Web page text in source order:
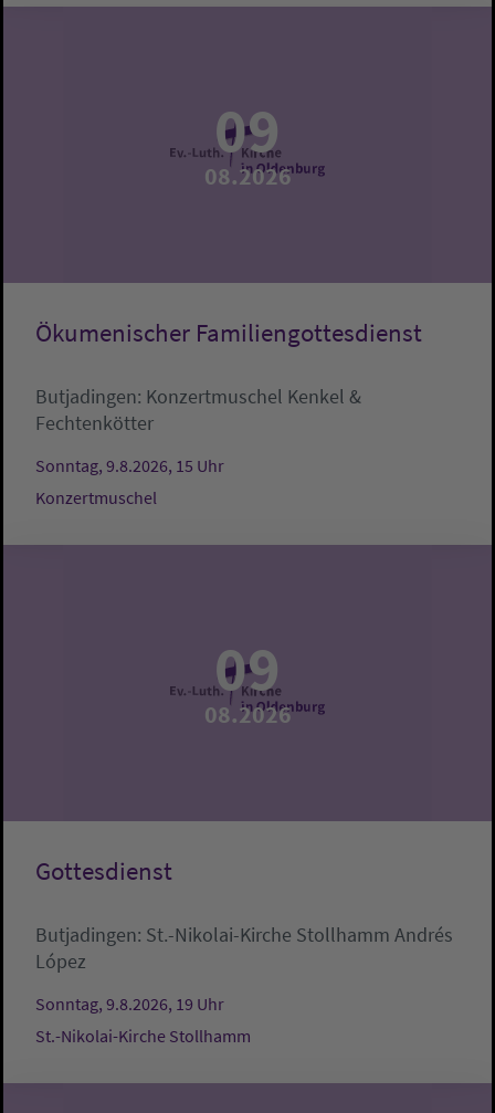
09
08.2026
Ökumenischer Familiengottesdienst
Butjadingen: Konzertmuschel Kenkel &
Fechtenkötter
Sonntag, 9.8.2026, 15 Uhr
Konzertmuschel
09
08.2026
Gottesdienst
Butjadingen: St.-Nikolai-Kirche Stollhamm Andrés
López
Sonntag, 9.8.2026, 19 Uhr
St.-Nikolai-Kirche Stollhamm